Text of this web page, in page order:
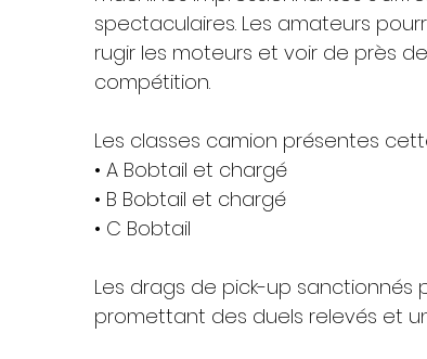
spectaculaires. Les amateurs
rugir les moteurs et voir de près
compétition.
Les classes camion présentes
• A Bobtail et chargé
• B Bobtail et chargé
• C Bobtail
Les drags de pick-up sanctionnés
promettant des duels relevés et